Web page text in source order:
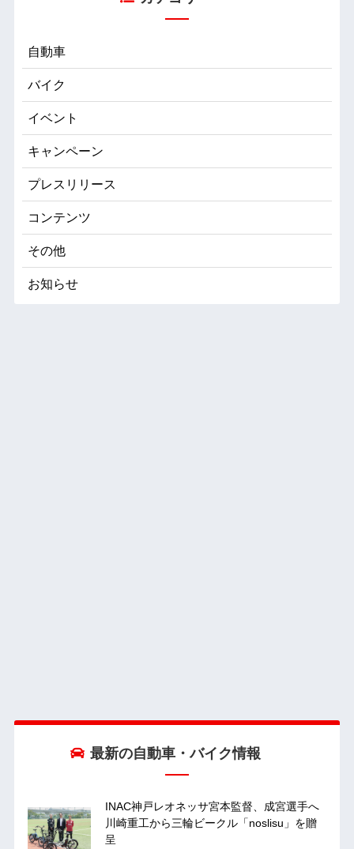
自動車
バイク
イベント
キャンペーン
プレスリリース
コンテンツ
その他
お知らせ
最新の自動車・バイク情報
INAC神戸レオネッサ宮本監督、成宮選手へ
川崎重工から三輪ビークル「noslisu」を贈
呈